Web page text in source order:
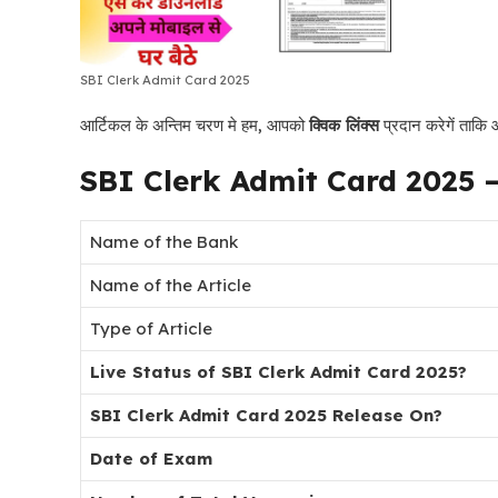
SBI Clerk Admit Card 2025
आर्टिकल के अन्तिम चरण मे हम, आपकोक्विक लिंक्सप्रदान करेगें ताकि
SBI Clerk Admit Card 2025
Name of the Bank
Name of the Article
Type of Article
Live Status of SBI Clerk Admit Card 2025?
SBI Clerk Admit Card 2025 Release On?
Date of Exam